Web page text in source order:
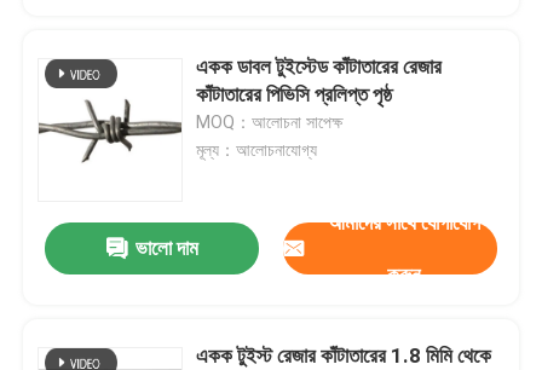
কারখানা পরিদর্শন
একক ডাবল টুইস্টেড কাঁটাতারের রেজার
কাঁটাতারের পিভিসি প্রলিপ্ত পৃষ্ঠ
MOQ：আলোচনা সাপেক্ষ
মূল্য：আলোচনাযোগ্য
ভালো দাম
আমাদের সাথে যোগাযোগ
করুন
একক টুইস্ট রেজার কাঁটাতারের 1.8 মিমি থেকে